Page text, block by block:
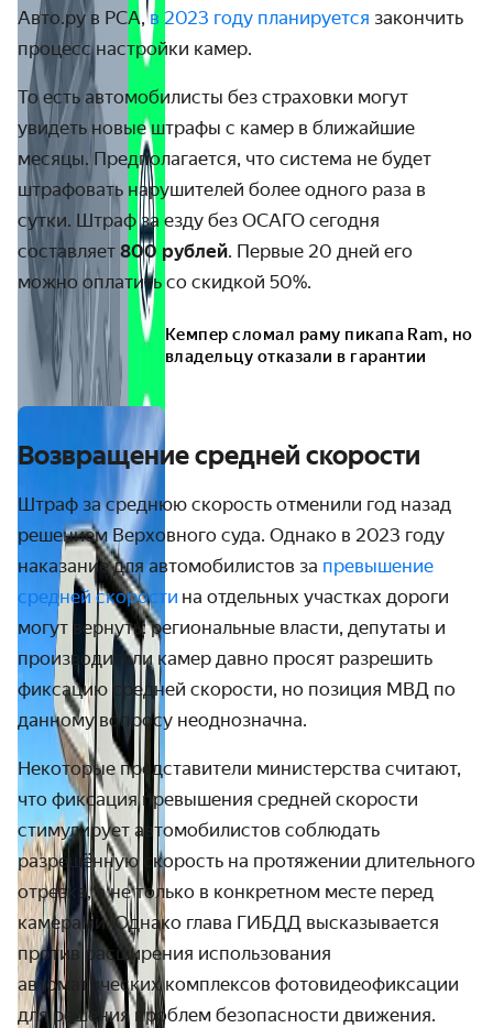
Авто.ру в РСА,в 2023 году планируется закончить
процесс настройки камер.
То есть автомобилисты без страховки могут
увидеть новые штрафы с камер в ближайшие
месяцы. Предполагается, что система не будет
штрафовать нарушителей более одного раза в
сутки. Штраф за езду без ОСАГО сегодня
составляет 800 рублей. Первые 20 дней его
можно оплатить со скидкой 50%.
Кемпер сломал раму пикапа Ram, но
владельцу отказали в гарантии
Возвращение средней скорости
Штраф за среднюю скорость отменили год назад
решением Верховного суда. Однако в 2023 году
наказание для автомобилистов за превышение
средней скорости на отдельных участках дороги
могут вернуть: региональные власти, депутаты и
производители камер давно просят разрешить
фиксацию средней скорости, но позиция МВД по
данному вопросу неоднозначна.
Некоторые представители министерства считают,
что фиксация превышения средней скорости
стимулирует автомобилистов соблюдать
разрешённую скорость на протяжении длительного
отрезка, а не только в конкретном месте перед
камерами. Однако глава ГИБДД высказывается
против расширения использования
автоматических комплексов фотовидеофиксации
для решения проблем безопасности движения.